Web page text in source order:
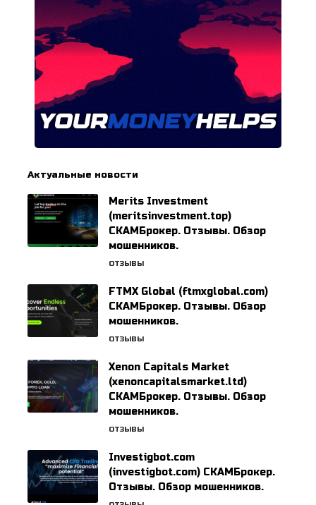
Актуальные новости
Merits Investment
(meritsinvestment.top)
СКАМБрокер. Отзывы. Обзор
мошенников.
ОТЗЫВЫ
FTMX Global (ftmxglobal.com)
СКАМБрокер. Отзывы. Обзор
мошенников.
ОТЗЫВЫ
Xenon Capitals Market
(xenoncapitalsmarket.ltd)
СКАМБрокер. Отзывы. Обзор
мошенников.
ОТЗЫВЫ
Investigbot.com
(investigbot.com) СКАМБрокер.
Отзывы. Обзор мошенников.